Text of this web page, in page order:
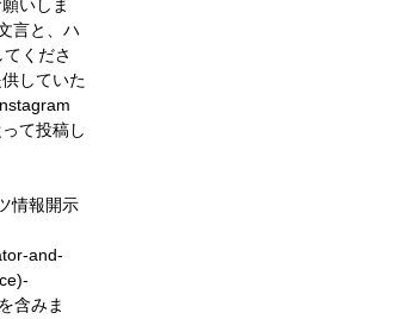
いしま
言と、ハ
くださ
していた
て投稿し
情報開示
and-
-
含みま